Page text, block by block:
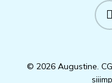
© 2026 Augustine.